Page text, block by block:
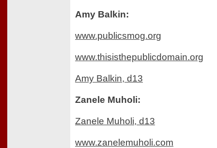
Amy Balkin:
www.publicsmog.org
www.thisisthepublicdomain.org
Amy Balkin, d13
Zanele Muholi:
Zanele Muholi, d13
www.zanelemuholi.com